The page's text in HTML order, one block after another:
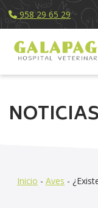
958 29 65 29
Equipo Humano
NOTICIAS
Inicio - Aves -